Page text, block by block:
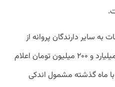
سایر دارندگان پروانه از
سازمان تنظیم مقررات حدود ۲۸ میلیارد و ۲۰۰ میلیون تومان اعلام
ماه گذشته مشمول اندکی